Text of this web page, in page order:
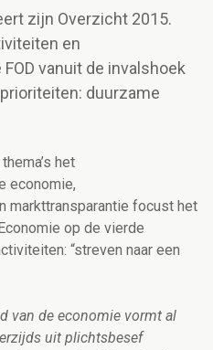
zijn Overzicht 2015.
en
vanuit de invalshoek
duurzame
het
economie,
markttransparantie focust het
op de vierde
“streven naar een
van de economie vormt al
uit plichtsbesef